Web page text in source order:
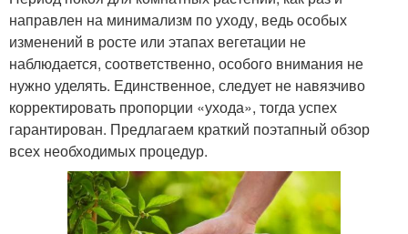
направлен на минимализм по уходу, ведь особых
изменений в росте или этапах вегетации не
наблюдается, соответственно, особого внимания не
нужно уделять. Единственное, следует не навязчиво
корректировать пропорции «ухода», тогда успех
гарантирован. Предлагаем краткий поэтапный обзор
всех необходимых процедур.